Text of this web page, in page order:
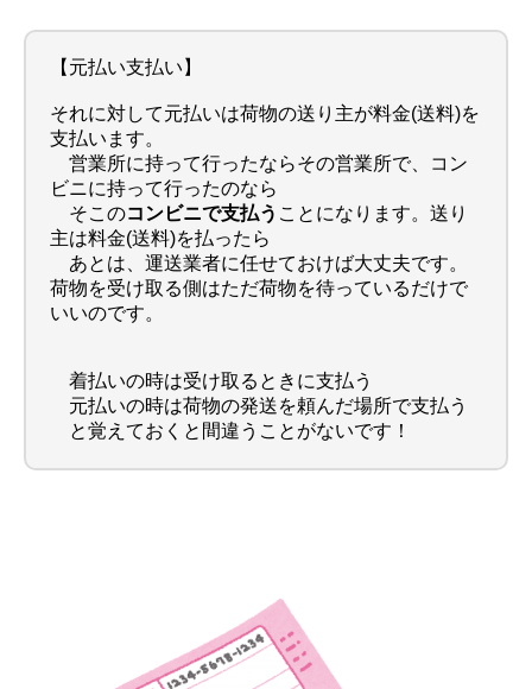
【元払い支払い】
それに対して元払いは荷物の送り主が料金(送料)を
支払います。
営業所に持って行ったならその営業所で、コン
ビニに持って行ったのなら
そこのコンビニで支払う ことになります。送り
主は料金(送料)を払ったら
あとは、運送業者に任せておけば大丈夫です。
荷物を受け取る側はただ荷物を待っているだけで
いいのです。
着払いの時は受け取るときに支払う
元払いの時は荷物の発送を頼んだ場所で支払う
と覚えておくと間違うことがないです！